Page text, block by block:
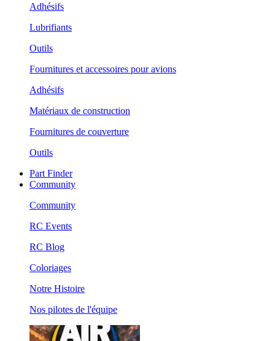
Adhésifs
Lubrifiants
Outils
Fournitures et accessoires pour avions
Adhésifs
Matériaux de construction
Fournitures de couverture
Outils
Part Finder
Community
Community
RC Events
RC Blog
Coloriages
Notre Histoire
Nos pilotes de l'équipe